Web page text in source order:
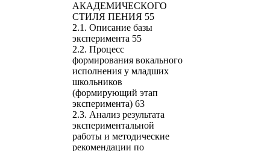
АКАДЕМИЧЕСКОГО
СТИЛЯ ПЕНИЯ 55
2.1. Описание базы
эксперимента 55
2.2. Процесс
формирования вокального
исполнения у младших
школьников
(формирующий этап
эксперимента) 63
2.3. Анализ результата
экспериментальной
работы и методические
рекомендации по